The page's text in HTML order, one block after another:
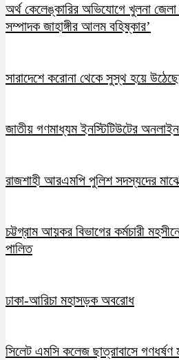
অর্থ কেলেঙ্কারির অভিযোগে খুলনা
সম্পাদক জাহাঙ্গীর আলম বহিষ্কার’
সারাদেশে করোনা থেকে সুস্থ হয়ে
জাতীয় গণমাধ্যম ইনস্টিটিউটের
রাজশাহী আরএমপি পুলিশ সদস্যদের মাঝে
চট্টগ্রাম আয়কর বিভাগের কর্মচারী
পালিত
ঢাকা-আরিচা মহাসড়ক অবরোধ
সিলেট এমসি কলেজ ছাত্রাবাসে গণধর্ষণ